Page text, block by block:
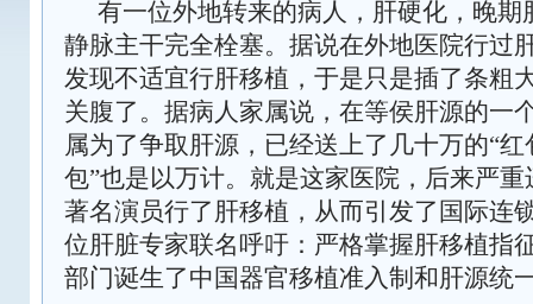
有一位外地转来的病人，肝硬化，晚期
静脉主干完全栓塞。据说在外地医院行过
发现不适宜行肝移植，于是只是插了条粗
关腹了。据病人家属说，在等侯肝源的一
属为了争取肝源，已经送上了几十万的“红
包”也是以万计。就是这家医院，后来严
著名演员行了肝移植，从而引发了国际连
位肝脏专家联名呼吁：严格掌握肝移植指
部门诞生了中国器官移植准入制和肝源统